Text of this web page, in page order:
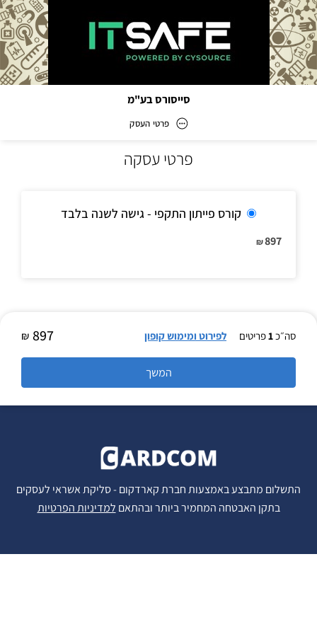
סה״כ1פריטים לפירוט ומימוש קופון 897
₪
סייסורס בע"מ
פרטי העסק
פרטי עסקה
קורס פייתון התקפי - גישה לשנה בלבד
897
₪
התשלום מתבצע באמצעות חברת קארדקום -סליקת אשראי לעסקים
בתקן האבטחה המחמיר ביותר ובהתאם למדיניות הפרטיות